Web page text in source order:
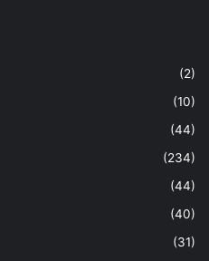
(2)
(10)
(44)
(234)
(44)
(40)
(31)